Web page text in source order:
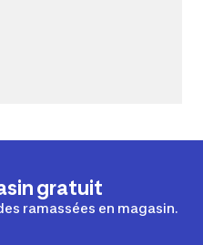
gratuit
ramassées en magasin.